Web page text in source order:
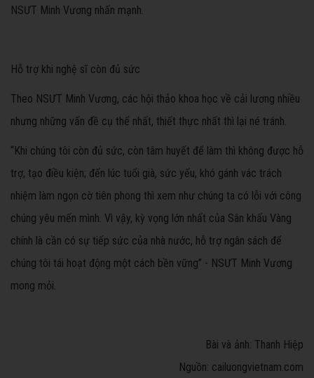
NSƯT Minh Vương nhấn mạnh.
Hỗ trợ khi nghệ sĩ còn đủ sức
Theo NSƯT Minh Vương, các hội thảo khoa học về cải lương nhiều
nhưng những vấn đề cụ thể nhất, thiết thực nhất thì lại né tránh.
“Khi chúng tôi còn đủ sức, còn tâm huyết để làm thì không được hỗ
trợ, tạo điều kiện; đến lúc tuổi già, sức yếu, khó gánh vác trách
nhiệm làm ngọn cờ tiên phong thì xem như chúng ta có lỗi với công
chúng yêu mến mình. Vì vậy, kỳ vọng lớn nhất của Sân khấu Vàng
chính là cần có sự tiếp sức của nhà nước, hỗ trợ ngân sách để
chúng tôi tái hoạt động một cách bền vững” - NSƯT Minh Vương
mong mỏi.
Bài và ảnh: Thanh Hiệp
Nguồn: cailuongvietnam.com